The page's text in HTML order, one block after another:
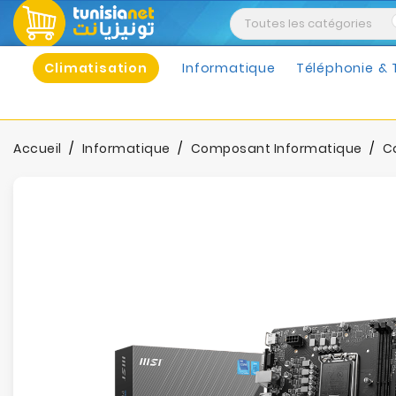
Climatisation Informatique Téléphonie &
Accueil Informatique Composant Informatique